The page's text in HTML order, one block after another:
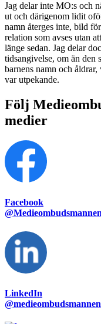
Jag delar inte MO:s och
ut och därigenom lidit
namn återges inte, bild
relation som avses utan
länge sedan. Jag delar
tidsangivelse, om än den
barnens namn och
var utpekande.
Följ
medier
Facebook
LinkedIn
@medieombudsmannen